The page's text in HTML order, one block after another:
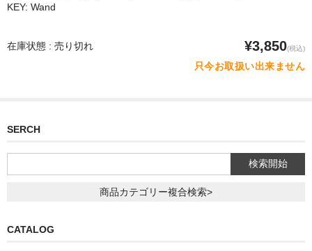
ORDER
NEWS
KEY: Wand
在庫状態 : 売り切れ ¥3,850(税込)
只今お取扱い出来ません
SERCH
商品カテゴリー複合検索>
CATALOG